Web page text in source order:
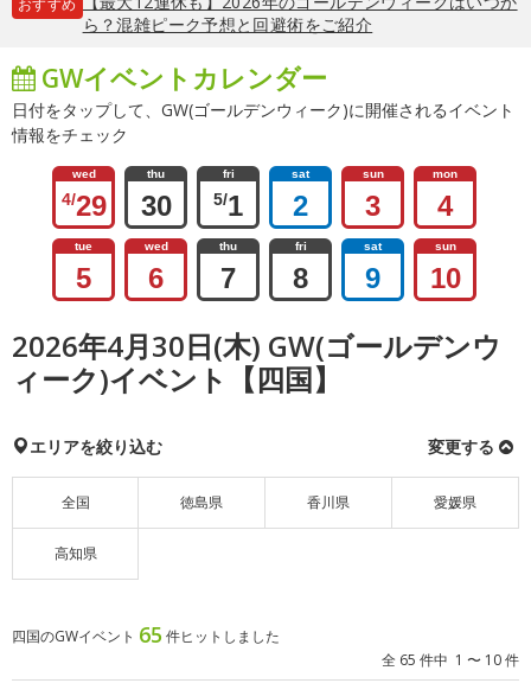
おすすめ
ら？混雑ピーク予想と回避術をご紹介
GWイベントカレンダー
日付をタップして、GW(ゴールデンウィーク)に開催されるイベント
情報をチェック
wed
4/29
thu
30
fri
5/1
sat
2
sun
3
mon
4
tue
5
wed
6
thu
7
fri
8
sat
9
sun
10
2026年4月30日(木) GW(ゴールデンウ
ィーク)イベント【四国】
エリアを絞り込む 変更する
全国 徳島県 香川県 愛媛県
高知県
四国のGWイベント 65 件ヒットしました
全 65 件中 1 〜 10 件